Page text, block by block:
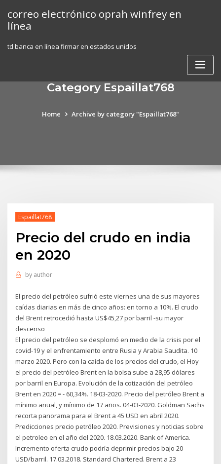
content
correo electrónico oprah winfrey en
línea
td banca en línea firmar en estados unidos
Category Espaillat768
Home Archive by category "Espaillat768"
Espaillat768
Precio del crudo en india
en 2020
by author
El precio del petróleo sufrió este viernes una de sus mayores
caídas diarias en más de cinco años: en torno a 10%. El crudo
del Brent retrocedió hasta US$45,27 por barril -su mayor
descenso
El precio del petróleo se desplomó en medio de la crisis por el
covid-19 y el enfrentamiento entre Rusia y Arabia Saudita. 10
marzo 2020. Pero con la caída de los precios del crudo, el Hoy
el precio del petróleo Brent en la bolsa sube a 28,95 dólares
por barril en Europa. Evolución de la cotización del petróleo
Brent en 2020 = - 60,34%. 18-03-2020. Precio del petróleo Brent a
mínimo anual, y mínimo de 17 años. 04-03-2020. Goldman Sachs
recorta panorama para el Brent a 45 USD en abril 2020.
Predicciones precio petróleo 2020. Previsiones y noticias sobre
el petroleo en el año del 2020. 18.03.2020. Bank of America.
Incremento oferta crudo podría deprimir precios bajo 20
USD/barril. 17.03.2018. Standard Chartered. Brent a 23